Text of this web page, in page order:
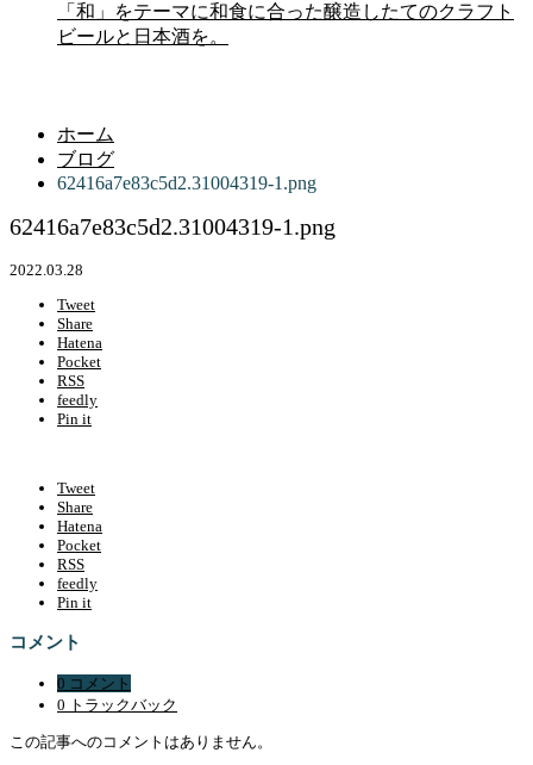
「和」をテーマに和食に合った醸造したてのクラフト
ビールと日本酒を。
ホーム
ブログ
62416a7e83c5d2.31004319-1.png
62416a7e83c5d2.31004319-1.png
2022.03.28
Tweet
Share
Hatena
Pocket
RSS
feedly
Pin it
Tweet
Share
Hatena
Pocket
RSS
feedly
Pin it
コメント
0 コメント
0 トラックバック
この記事へのコメントはありません。